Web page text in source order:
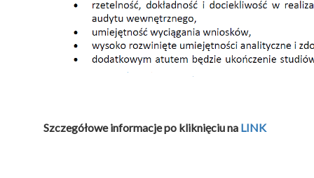
Szczegółowe informacje po kliknięciu na LINK